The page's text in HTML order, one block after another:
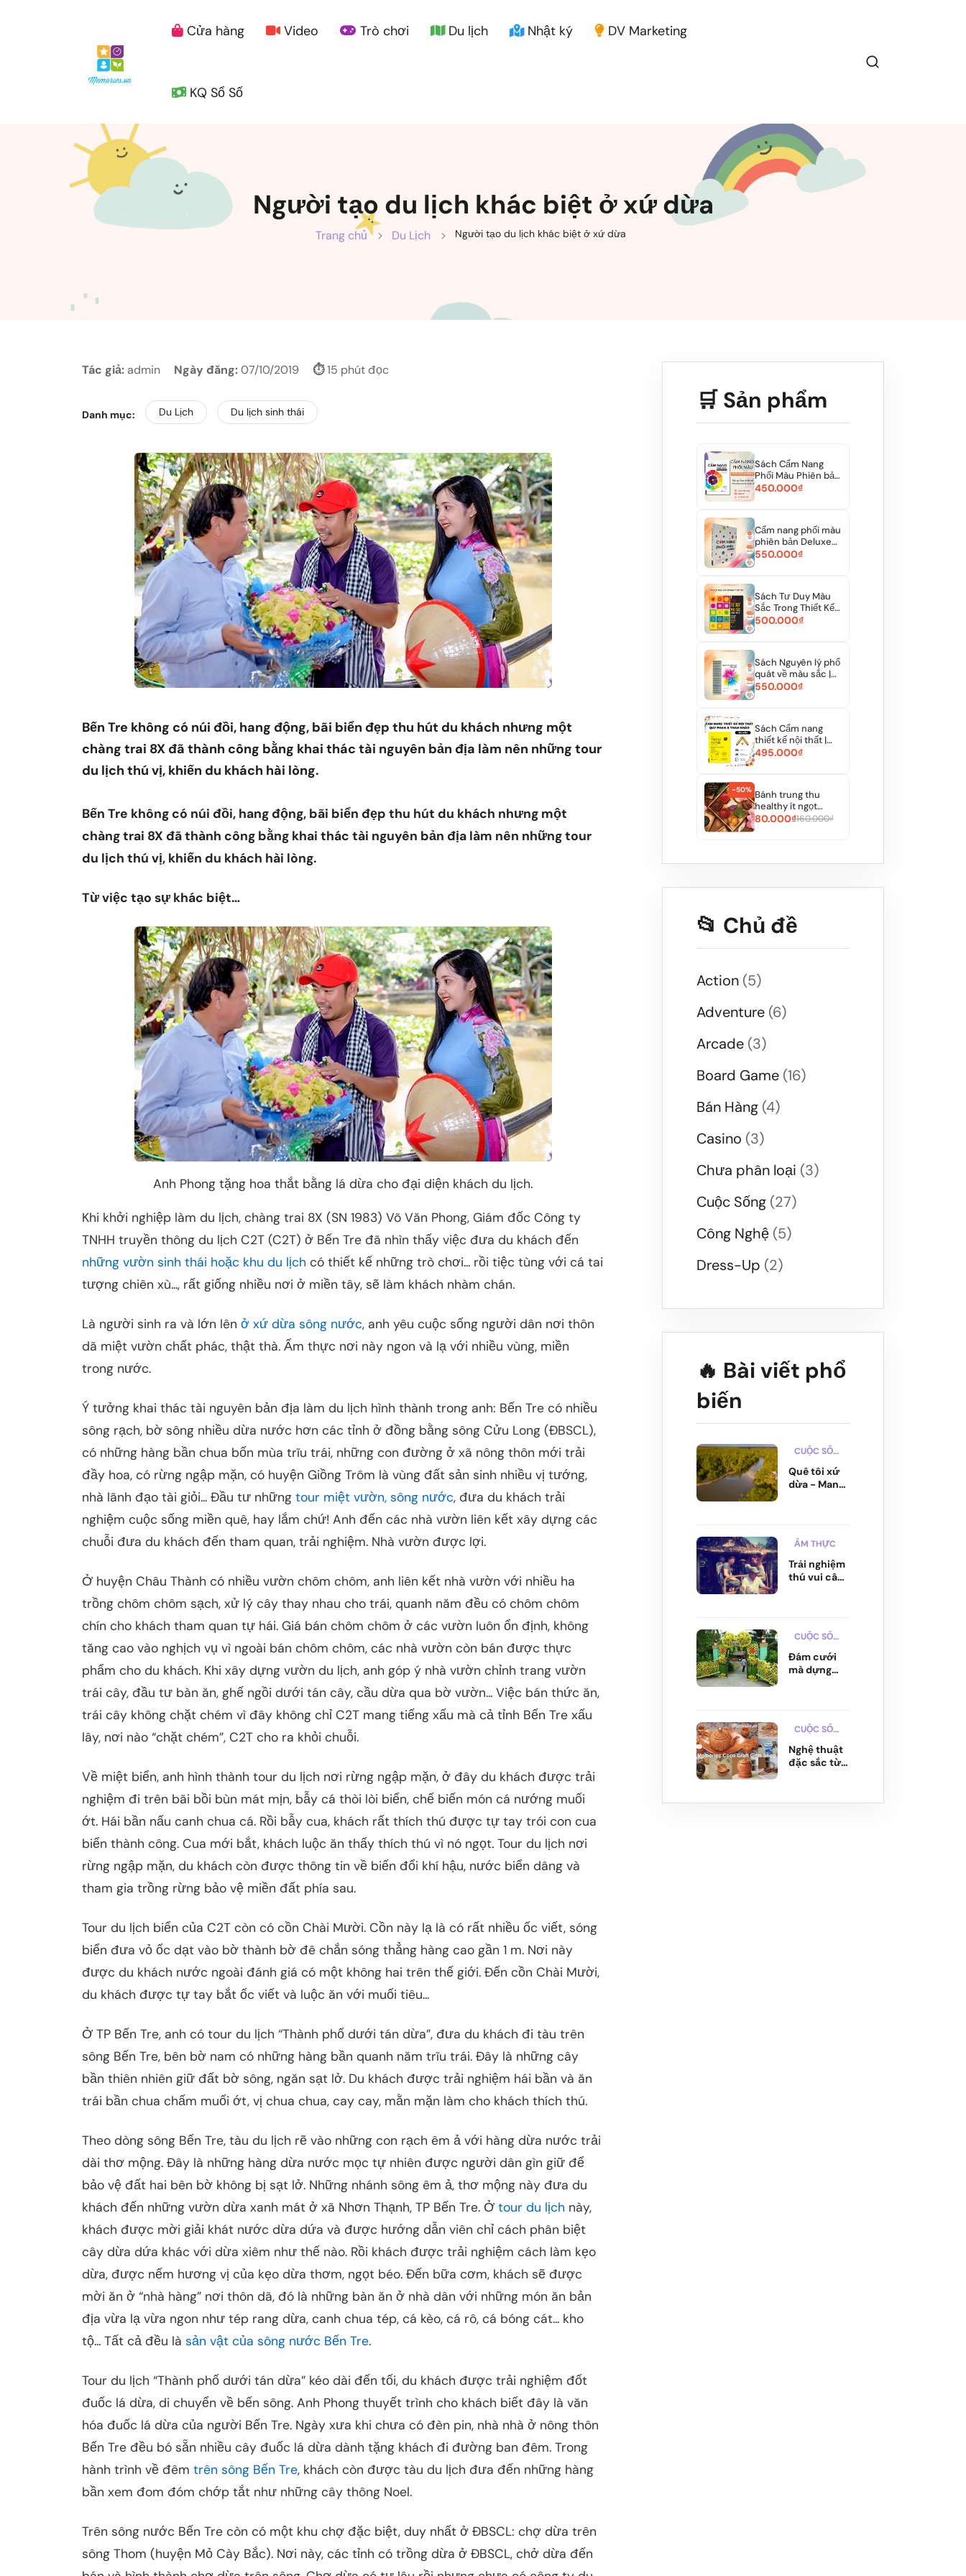
Cửa hàng Video Trò chơi Du lịch Nhật ký DV Marketing
KQ Sổ Số
Người tạo du lịch khác biệt ở xứ dừa
Trang chủ Du Lịch Người tạo du lịch khác biệt ở xứ dừa
Tác giả: admin Ngày đăng:07/10/2019 ⏱️15 phút đọc
Danh mục: Du Lịch Du lịch sinh thái
Bến Tre không có núi đồi, hang động, bãi biển đẹp thu hút du khách nhưng một
chàng trai 8X đã thành công bằng khai thác tài nguyên bản địa làm nên những tour
du lịch thú vị, khiến du khách hài lòng.
Bến Tre không có núi đồi, hang động, bãi biển đẹp thu hút du khách nhưng một
chàng trai 8X đã thành công bằng khai thác tài nguyên bản địa làm nên những tour
du lịch thú vị, khiến du khách hài lòng.
Từ việc tạo sự khác biệt…
Anh Phong tặng hoa thắt bằng lá dừa cho đại diện khách du lịch.
Khi khởi nghiệp làm du lịch, chàng trai 8X (SN 1983) Võ Văn Phong, Giám đốc Công ty
TNHH truyền thông du lịch C2T (C2T) ở Bến Tre đã nhìn thấy việc đưa du khách đến
những vườn sinh thái hoặc khu du lịch có thiết kế những trò chơi... rồi tiệc tùng với cá tai
tượng chiên xù..., rất giống nhiều nơi ở miền tây, sẽ làm khách nhàm chán.
Là người sinh ra và lớn lên ở xứ dừa sông nước, anh yêu cuộc sống người dân nơi thôn
dã miệt vườn chất phác, thật thà. Ẩm thực nơi này ngon và lạ với nhiều vùng, miền
trong nước.
Ý tưởng khai thác tài nguyên bản địa làm du lịch hình thành trong anh: Bến Tre có nhiều
sông rạch, bờ sông nhiều dừa nước hơn các tỉnh ở đồng bằng sông Cửu Long (ĐBSCL),
có những hàng bần chua bốn mùa trĩu trái, những con đường ở xã nông thôn mới trải
đầy hoa, có rừng ngập mặn, có huyện Giồng Trôm là vùng đất sản sinh nhiều vị tướng,
nhà lãnh đạo tài giỏi... Đầu tư những tour miệt vườn, sông nước, đưa du khách trải
nghiệm cuộc sống miền quê, hay lắm chứ! Anh đến các nhà vườn liên kết xây dựng các
chuỗi đưa du khách đến tham quan, trải nghiệm. Nhà vườn được lợi.
Ở huyện Châu Thành có nhiều vườn chôm chôm, anh liên kết nhà vườn với nhiều ha
trồng chôm chôm sạch, xử lý cây thay nhau cho trái, quanh năm đều có chôm chôm
chín cho khách tham quan tự hái. Giá bán chôm chôm ở các vườn luôn ổn định, không
tăng cao vào nghịch vụ vì ngoài bán chôm chôm, các nhà vườn còn bán được thực
phẩm cho du khách. Khi xây dựng vườn du lịch, anh góp ý nhà vườn chỉnh trang vườn
trái cây, đầu tư bàn ăn, ghế ngồi dưới tán cây, cầu dừa qua bờ vườn... Việc bán thức ăn,
trái cây không chặt chém vì đây không chỉ C2T mang tiếng xấu mà cả tỉnh Bến Tre xấu
lây, nơi nào “chặt chém”, C2T cho ra khỏi chuỗi.
Về miệt biển, anh hình thành tour du lịch nơi rừng ngập mặn, ở đây du khách được trải
nghiệm đi trên bãi bồi bùn mát mịn, bẫy cá thòi lòi biển, chế biến món cá nướng muối
ớt. Hái bần nấu canh chua cá. Rồi bẫy cua, khách rất thích thú được tự tay trói con cua
biển thành công. Cua mới bắt, khách luộc ăn thấy thích thú vì nó ngọt. Tour du lịch nơi
rừng ngập mặn, du khách còn được thông tin về biến đổi khí hậu, nước biển dâng và
tham gia trồng rừng bảo vệ miền đất phía sau.
Tour du lịch biển của C2T còn có cồn Chài Mười. Cồn này lạ là có rất nhiều ốc viết, sóng
biển đưa vỏ ốc dạt vào bờ thành bờ đê chắn sóng thẳng hàng cao gần 1 m. Nơi này
được du khách nước ngoài đánh giá có một không hai trên thế giới. Đến cồn Chài Mười,
du khách được tự tay bắt ốc viết và luộc ăn với muối tiêu...
Ở TP Bến Tre, anh có tour du lịch “Thành phố dưới tán dừa”, đưa du khách đi tàu trên
sông Bến Tre, bên bờ nam có những hàng bần quanh năm trĩu trái. Đây là những cây
bần thiên nhiên giữ đất bờ sông, ngăn sạt lở. Du khách được trải nghiệm hái bần và ăn
trái bần chua chấm muối ớt, vị chua chua, cay cay, mằn mặn làm cho khách thích thú.
Theo dòng sông Bến Tre, tàu du lịch rẽ vào những con rạch êm ả với hàng dừa nước trải
dài thơ mộng. Đây là những hàng dừa nước mọc tự nhiên được người dân gìn giữ để
bảo vệ đất hai bên bờ không bị sạt lở. Những nhánh sông êm ả, thơ mộng này đưa du
khách đến những vườn dừa xanh mát ở xã Nhơn Thạnh, TP Bến Tre. Ở tour du lịch này,
khách được mời giải khát nước dừa dứa và được hướng dẫn viên chỉ cách phân biệt
cây dừa dứa khác với dừa xiêm như thế nào. Rồi khách được trải nghiệm cách làm kẹo
dừa, được nếm hương vị của kẹo dừa thơm, ngọt béo. Đến bữa cơm, khách sẽ được
mời ăn ở “nhà hàng” nơi thôn dã, đó là những bàn ăn ở nhà dân với những món ăn bản
địa vừa lạ vừa ngon như tép rang dừa, canh chua tép, cá kèo, cá rô, cá bóng cát... kho
tộ... Tất cả đều là sản vật của sông nước Bến Tre.
Tour du lịch “Thành phố dưới tán dừa” kéo dài đến tối, du khách được trải nghiệm đốt
đuốc lá dừa, di chuyển về bến sông. Anh Phong thuyết trình cho khách biết đây là văn
hóa đuốc lá dừa của người Bến Tre. Ngày xưa khi chưa có đèn pin, nhà nhà ở nông thôn
Bến Tre đều bó sẵn nhiều cây đuốc lá dừa dành tặng khách đi đường ban đêm. Trong
hành trình về đêm trên sông Bến Tre, khách còn được tàu du lịch đưa đến những hàng
bần xem đom đóm chớp tắt như những cây thông Noel.
Trên sông nước Bến Tre còn có một khu chợ đặc biệt, duy nhất ở ĐBSCL: chợ dừa trên
sông Thom (huyện Mỏ Cày Bắc). Nơi này, các tỉnh có trồng dừa ở ĐBSCL, chở dừa đến
🛒 Sản phẩm
Sách Cẩm Nang
Phối Màu Phiên bản
Pantone | ARTBOOK
450.000₫
Cẩm nang phối màu
phiên bản Deluxe
|NXB Thế Giới|...
550.000₫
Sách Tư Duy Màu
Sắc Trong Thiết Kế -
Hướng Dẫn Dùn...
500.000₫
Sách Nguyên lý phổ
quát về màu sắc |
NXB Thế Giới...
550.000₫
Sách Cẩm nang
thiết kế nội thất |
ARTBOOK
495.000₫
-50% Bánh trung thu
healthy ít ngọt
150gr, dùng đường
t...
80.000₫160.000₫
📂 Chủ đề
Action (5)
Adventure (6)
Arcade (3)
Board Game (16)
Bán Hàng (4)
Casino (3)
Chưa phân loại (3)
Cuộc Sống (27)
Công Nghệ (5)
Dress-Up (2)
🔥 Bài viết phổ
biến
CUỘC SỐNG
Quê tôi xứ
dừa - Mang
phong cảnh
cho...
ẨM THỰC
Trải nghiệm
thú vui câu
Đồn...
CUỘC SỐNG
Đám cưới
mà dựng
vì quá xị...
CUỘC SỐNG
Nghệ thuật
đặc sắc từ
Tre không